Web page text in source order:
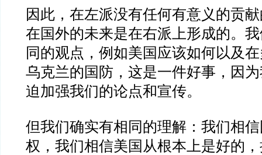
因此，在左派没有任何有意义的贡
在国外的未来是在右派上形成的。
同的观点，例如美国应该如何以及
乌克兰的国防，这是一件好事，因
迫加强我们的论点和宣传。
但我们确实有相同的理解：我们相
权，我们相信美国从根本上是好的